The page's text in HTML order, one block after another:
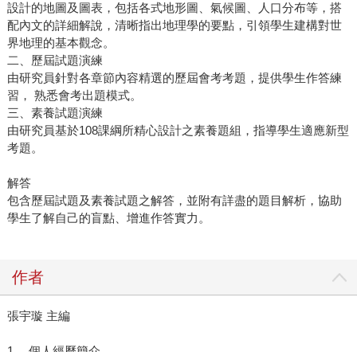
設計的地圖及圖表，包括各式地形圖、氣候圖、人口分布等，搭
配內文的詳細解說，清晰指出地理學的要點，引領學生建構對世
界地理的基本觀念。
二、歷屆試題演練
由研究員針對各章節內容精選的歷屆會考考題，提供學生作答練
習， 熟悉會考出題模式。
三、素養試題演練
由研究員基於108課綱所精心設計之素養題組，指導學生適應新型
考題。
解答
包含歷屆試題及素養試題之解答，並附有詳盡的題目解析，協助
學生了解自己的盲點、增進作答實力。
作者
張宇璇 主編